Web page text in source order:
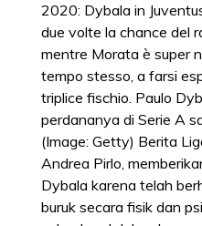
2020: Dybala in
due volte la chance del
mentre Morata è super
tempo stesso, a farsi
triplice fischio. Paulo
perdananya di Serie A
(Image: Getty) Berita
Andrea Pirlo,
Dybala karena telah
buruk secara fisik dan